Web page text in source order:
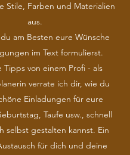
Stile, Farben und Materialien
aus.
am Besten eure Wünsche
im Text formulierst.
Tipps von einem Profi - als
verrate ich dir, wie du
Einladungen für eure
Taufe usw., schnell
selbst gestalten kannst. Ein
für dich und deine